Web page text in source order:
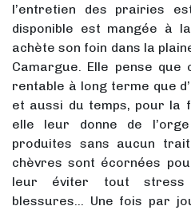
l’entretien des prairies
disponible est mangée à
achète son foin dans la
Camargue. Elle pense
rentable à long terme que
et aussi du temps, pour la
elle leur donne de
produites sans aucun
chèvres sont écornées
leur éviter tout stress
blessures… Une fois par